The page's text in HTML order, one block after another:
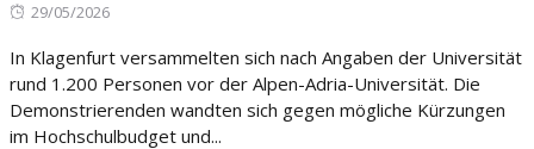
Posted
29/05/2026
In Klagenfurt versammelten sich nach Angaben der Universität
rund 1.200 Personen vor der Alpen-Adria-Universität. Die
Demonstrierenden wandten sich gegen mögliche Kürzungen
im Hochschulbudget und...